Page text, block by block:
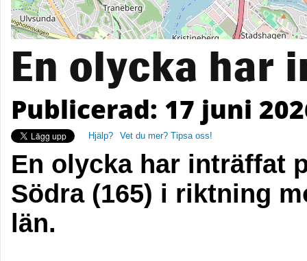
En olycka har
Publicerad: 17 juni
Hjälp? Vet du mer? Tipsa oss!
En olycka har inträffat
Södra (165) i riktning
län.